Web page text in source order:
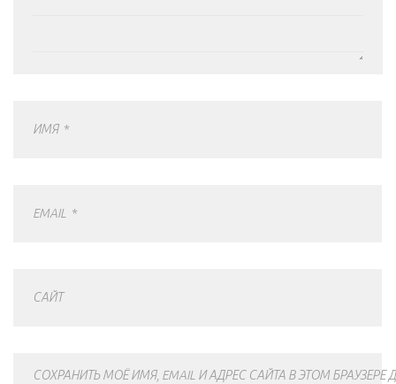
ИМЯ *
EMAIL *
САЙТ
СОХРАНИТЬ МОЁ ИМЯ, EMAIL И АДРЕС САЙТА В ЭТОМ